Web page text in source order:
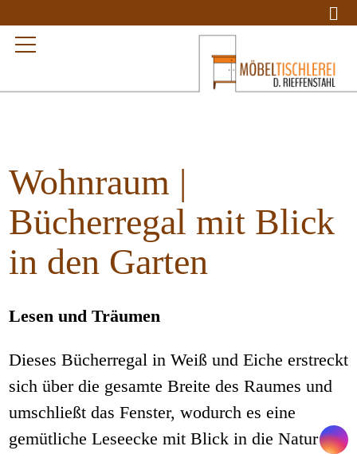
Wohnraum |
Bücherregal mit Blick
in den Garten
Lesen und Träumen
Dieses Bücherregal in Weiß und Eiche erstreckt
sich über die gesamte Breite des Raumes und
umschließt das Fenster, wodurch es eine
gemütliche Leseecke mit Blick in die Natur